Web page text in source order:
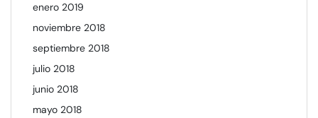
enero 2019
noviembre 2018
septiembre 2018
julio 2018
junio 2018
mayo 2018